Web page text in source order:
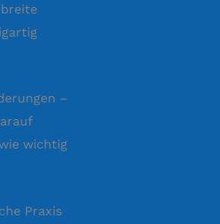
–
wichtig
Praxis